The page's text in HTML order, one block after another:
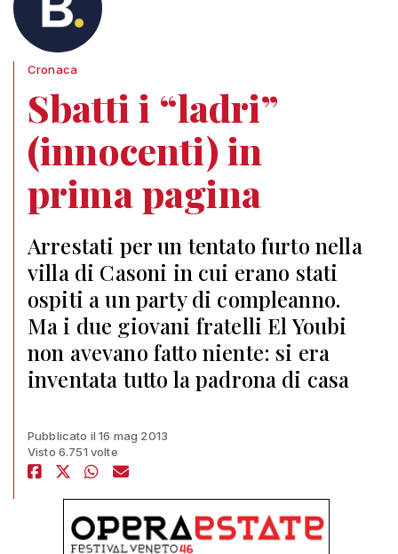
Cronaca
Sbatti i “ladri”
(innocenti) in
prima pagina
Arrestati per un tentato furto nella
villa di Casoni in cui erano stati
ospiti a un party di compleanno.
Ma i due giovani fratelli El Youbi
non avevano fatto niente: si era
inventata tutto la padrona di casa
Pubblicato il 16 mag 2013
Visto 6.751 volte